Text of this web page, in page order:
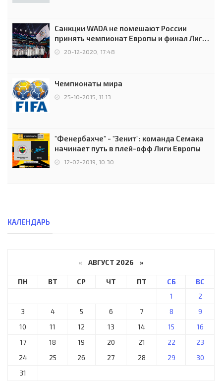
Санкции WADA не помешают России
принять чемпионат Европы и финал Лиги
чемпионов.
20-12-2020, 17:48
Чемпионаты мира
25-10-2015, 11:13
"Фенербахче" - "Зенит": команда Семака
начинает путь в плей-офф Лиги Европы
12-02-2019, 10:30
КАЛЕНДАРЬ
« АВГУСТ 2026 »
ПН ВТ СР ЧТ ПТ СБ
ВС
1
2
3
4 5 6 7 8
9
10
11 12 13 14 15
16
17
18 19 20 21 22
23
24
25 26 27 28 29
30
31